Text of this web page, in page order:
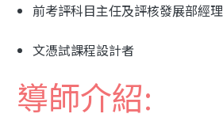
前考評科目主任及評核發展部經理
文憑試課程設計者
導師介紹: